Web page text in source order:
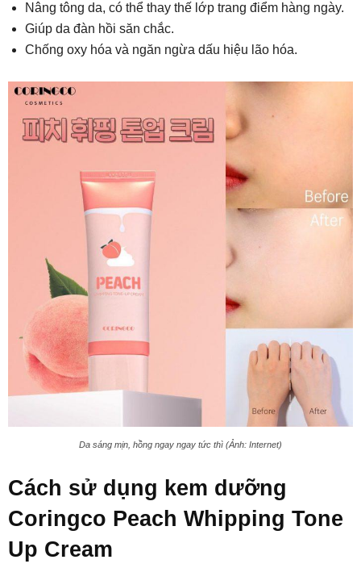
Nâng tông da, có thể thay thế lớp trang điểm hàng ngày.
Giúp da đàn hồi săn chắc.
Chống oxy hóa và ngăn ngừa dấu hiệu lão hóa.
Da sáng mịn, hồng ngay ngay tức thì (Ảnh: Internet)
Cách sử dụng kem dưỡng
Coringco Peach Whipping Tone
Up Cream